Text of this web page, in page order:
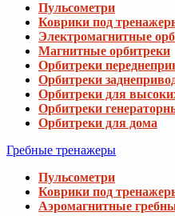
Пульсометри
Коврики под
Электромагнитные
Магнитные орбитреки
Орбитреки
Орбитреки
Орбитреки для
Орбитреки
Орбитреки для дома
Гребные тренажеры
Пульсометри
Коврики под
Аэромагнитные